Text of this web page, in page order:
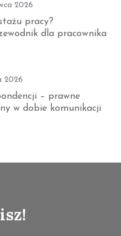
2026
pracy?
dla pracownika
2026
– prawne
w dobie komunikacji